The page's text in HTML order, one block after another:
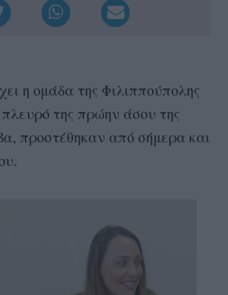
η ομάδα της Φιλιππούπολης
της πρώην άσου της
προστέθηκαν από σήμερα και